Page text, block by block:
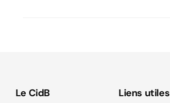
Le CidB Liens utiles